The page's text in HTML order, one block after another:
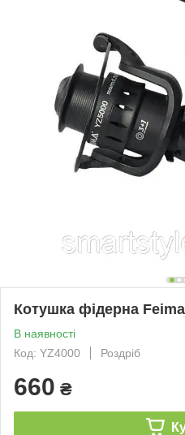
Котушка фідерна
В наявності
Код: YZ4000
Роздріб
660 ₴